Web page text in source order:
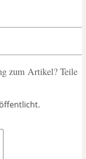
zum Artikel? Teile